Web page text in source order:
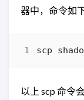
器中，命令如下
scp
以上 scp 命令